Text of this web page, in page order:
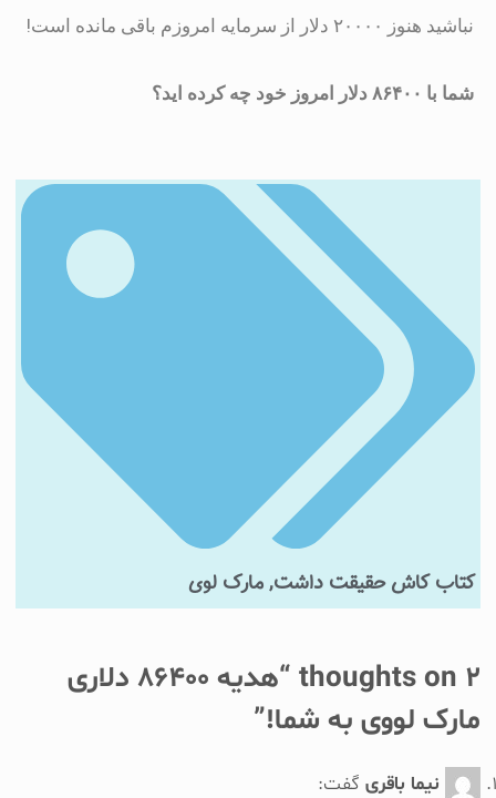
نباشید هنوز ۲۰۰۰۰ دلار از سرمایه امروزم باقی مانده است!
شما با ۸۶۴۰۰ دلار امروز خود چه کرده اید؟
کتاب کاش حقیقت داشت,مارک لوی
2 thoughts on “
هدیه ۸۶۴۰۰ دلاری
مارک لووی به شما!”
نیما باقری گفت: